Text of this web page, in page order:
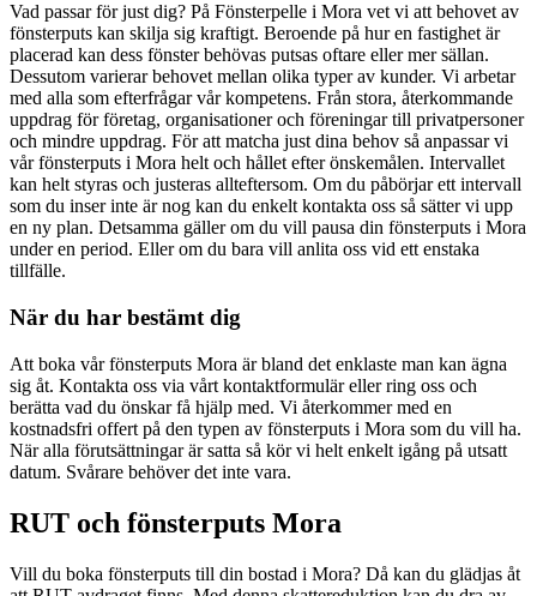
Vad passar för just dig? På Fönsterpelle i Mora vet vi att behovet av
fönsterputs kan skilja sig kraftigt. Beroende på hur en fastighet är
placerad kan dess fönster behövas putsas oftare eller mer sällan.
Dessutom varierar behovet mellan olika typer av kunder. Vi arbetar
med alla som efterfrågar vår kompetens. Från stora, återkommande
uppdrag för företag, organisationer och föreningar till privatpersoner
och mindre uppdrag. För att matcha just dina behov så anpassar vi
vår fönsterputs i Mora helt och hållet efter önskemålen. Intervallet
kan helt styras och justeras allteftersom. Om du påbörjar ett intervall
som du inser inte är nog kan du enkelt kontakta oss så sätter vi upp
en ny plan. Detsamma gäller om du vill pausa din fönsterputs i Mora
under en period. Eller om du bara vill anlita oss vid ett enstaka
tillfälle.
När du har bestämt dig
Att boka vår fönsterputs Mora är bland det enklaste man kan ägna
sig åt. Kontakta oss via vårt kontaktformulär eller ring oss och
berätta vad du önskar få hjälp med. Vi återkommer med en
kostnadsfri offert på den typen av fönsterputs i Mora som du vill ha.
När alla förutsättningar är satta så kör vi helt enkelt igång på utsatt
datum. Svårare behöver det inte vara.
RUT och fönsterputs Mora
Vill du boka fönsterputs till din bostad i Mora? Då kan du glädjas åt